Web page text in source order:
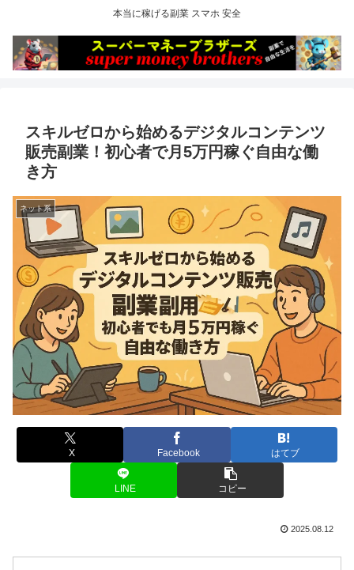
本当に稼げる副業 スマホ 安全
スキルゼロから始めるデジタルコンテンツ
販売副業！初心者で月5万円稼ぐ自由な働
き方
ネット系
X Facebook はてブ
LINE コピー
2025.08.12